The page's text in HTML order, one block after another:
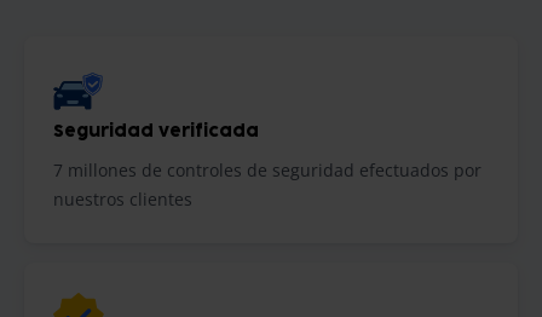
Seguridad verificada
7 millones de controles de seguridad efectuados por
nuestros clientes